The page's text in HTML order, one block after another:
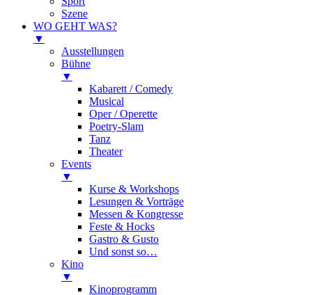
Szene
WO GEHT WAS?
▼
Ausstellungen
Bühne
▼
Kabarett / Comedy
Musical
Oper / Operette
Poetry-Slam
Tanz
Theater
Events
▼
Kurse & Workshops
Lesungen & Vorträge
Messen & Kongresse
Feste & Hocks
Gastro & Gusto
Und sonst so…
Kino
▼
Kinoprogramm